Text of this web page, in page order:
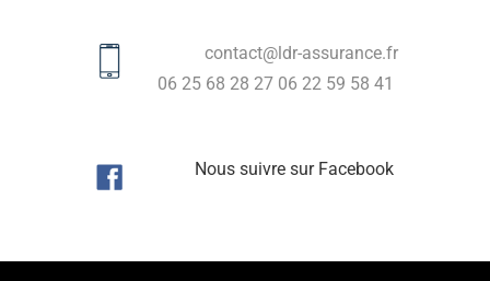
contact@ldr-assurance.fr
06 25 68 28 27 06 22 59 58 41
Nous suivre sur Facebook